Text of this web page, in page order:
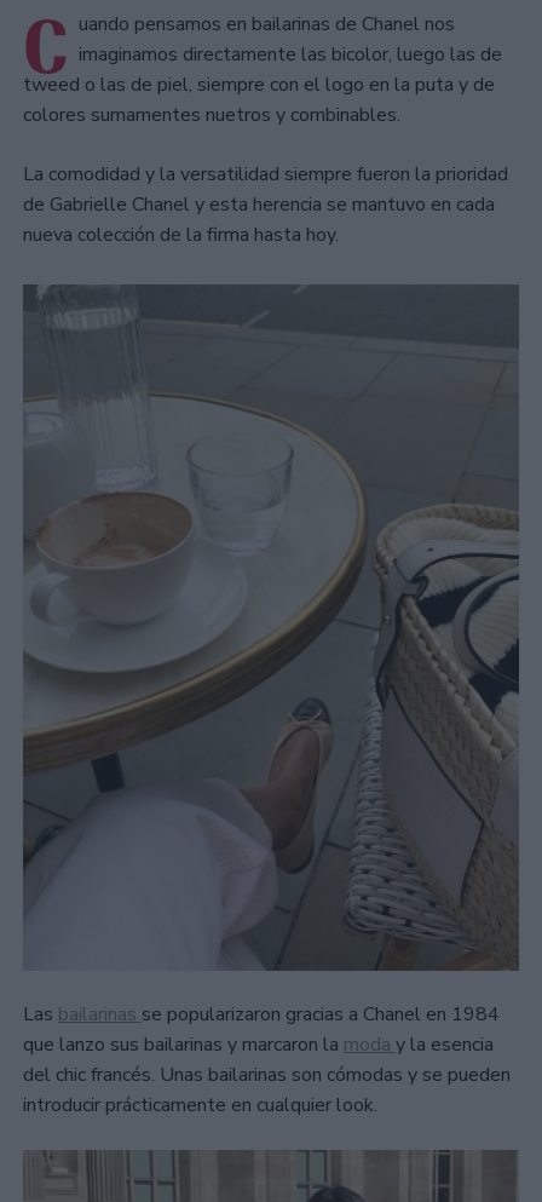
C uando pensamos en bailarinas de Chanel nos
imaginamos directamente las bicolor, luego las de
tweed o las de piel, siempre con el logo en la puta y de
colores sumamentes nuetros y combinables.
La comodidad y la versatilidad siempre fueron la prioridad
de Gabrielle Chanel y esta herencia se mantuvo en cada
nueva colección de la firma hasta hoy.
Las bailarinas se popularizaron gracias a Chanel en 1984
que lanzo sus bailarinas y marcaron la moda y la esencia
del chic francés. Unas bailarinas son cómodas y se pueden
introducir prácticamente en cualquier look.